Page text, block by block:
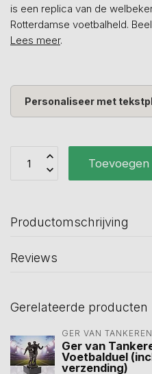
is een replica van de
Rotterdamse voetbalheld.
Lees meer.
Personaliseer met
Productomschrijving
Reviews
Gerelateerde producten
GER VAN TANKEREN
Ger van
Voetbalduel
verzending)